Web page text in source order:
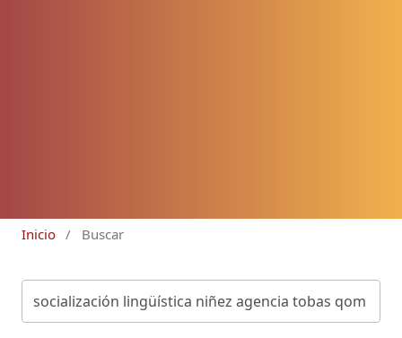
Inicio / Buscar